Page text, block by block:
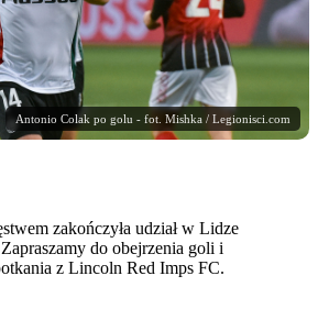
Antonio Colak po golu - fot. Mishka / Legionisci.com
zakończyła udział w Lidze
do obejrzenia goli i
z Lincoln Red Imps FC.